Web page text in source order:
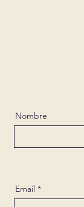
Nombre
Email